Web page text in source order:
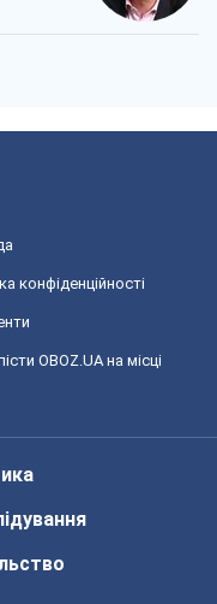
конфіденційності
OBOZ.UA на місці